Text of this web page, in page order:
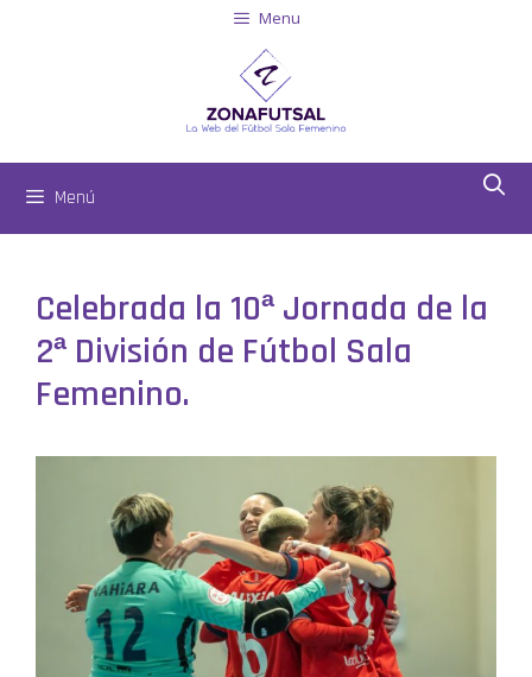
Menu
Menú
Celebrada la 10ª Jornada de la
2ª División de Fútbol Sala
Femenino.